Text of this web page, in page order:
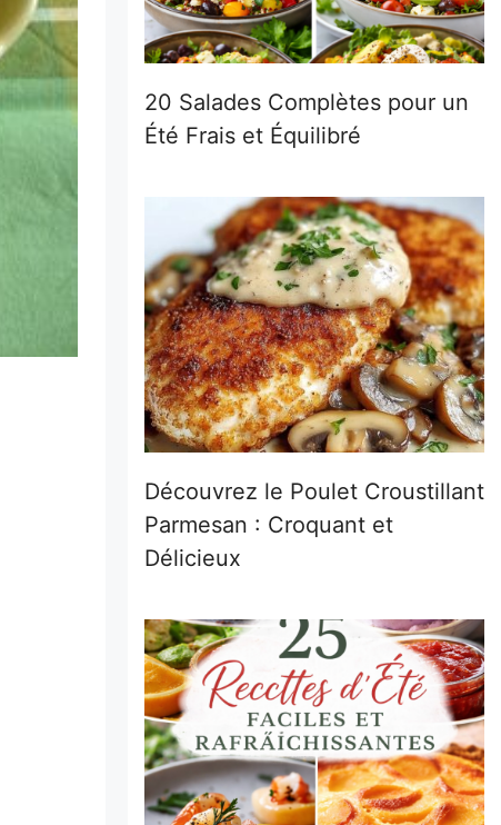
20 Salades Complètes pour un
Été Frais et Équilibré
Découvrez le Poulet Croustillant
Parmesan : Croquant et
Délicieux